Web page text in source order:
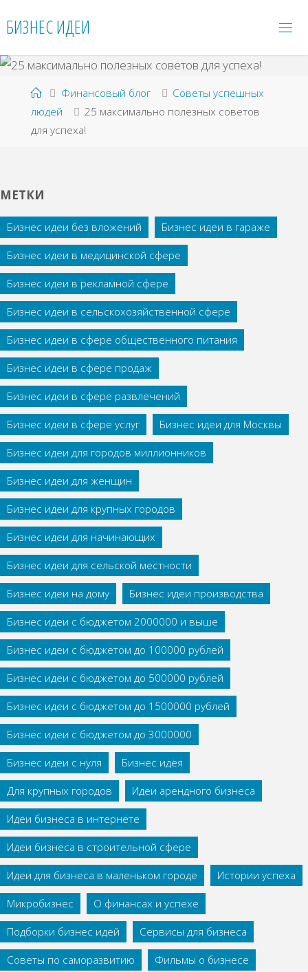
БИЗНЕС ИДЕИ
ГлавнаяФинансовый блог
Советы успешных
людей
25 максимально полезных советов
для успеха!
МЕТКИ
Бизнес идеи без вложений
Бизнес идеи в гараже
Бизнес идеи в медицинской сфере
Бизнес идеи в рекламной сфере
Бизнес идеи в сельскохозяйственной сфере
Бизнес идеи в сфере общественного питания
Бизнес идеи в сфере продаж
Бизнес идеи в сфере развлечений
Бизнес идеи в сфере услуг
Бизнес идеи для Москвы
Бизнес идеи для городов миллионников
Бизнес идеи для женщин
Бизнес идеи для крупных городов
Бизнес идеи для начинающих
Бизнес идеи для сельской местности
Бизнес идеи на дому
Бизнес идеи производства
Бизнес идеи с бюджетом 2000000 и выше
Бизнес идеи с бюджетом до 100000 рублей
Бизнес идеи с бюджетом до 500000 рублей
Бизнес идеи с бюджетом до 1500000 рублей
Бизнес идеи с бюджетом до 3000000
Бизнес идеи с нуля
Бизнес идея
Для крупных городов
Идеи арендного бизнеса
Идеи бизнеса в интернете
Идеи бизнеса в строительной сфере
Идеи для бизнеса в маленьком городе
Истории успеха
Микробизнес
О финансах и успехе
Подборки бизнес идей
Сервисы для бизнеса
Советы по саморазвитию
Фильмы о бизнесе